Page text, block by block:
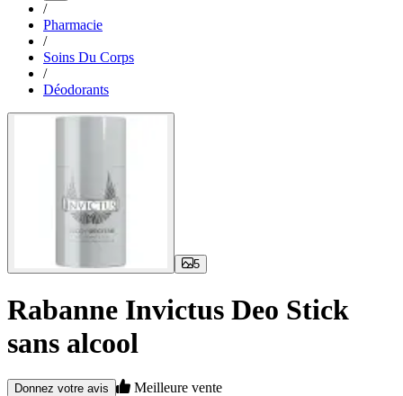
/
Pharmacie
/
Soins Du Corps
/
Déodorants
5
Rabanne Invictus Deo Stick
sans alcool
Donnez votre avis
Meilleure vente